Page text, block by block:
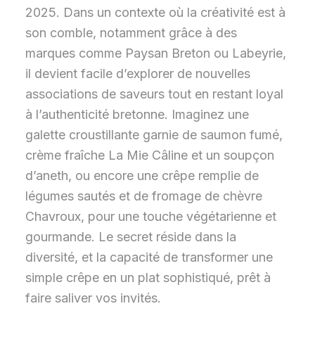
2025. Dans un contexte où la créativité est à
son comble, notamment grâce à des
marques comme Paysan Breton ou Labeyrie,
il devient facile d’explorer de nouvelles
associations de saveurs tout en restant loyal
à l’authenticité bretonne. Imaginez une
galette croustillante garnie de saumon fumé,
crème fraîche La Mie Câline et un soupçon
d’aneth, ou encore une crêpe remplie de
légumes sautés et de fromage de chèvre
Chavroux, pour une touche végétarienne et
gourmande. Le secret réside dans la
diversité, et la capacité de transformer une
simple crêpe en un plat sophistiqué, prêt à
faire saliver vos invités.